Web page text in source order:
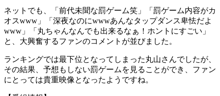
ネットでも、「前代未聞な罰ゲーム笑」「罰ゲーム内容がカ
オスwww」「深夜なのにwwwあんなタップダンス卑怯だよ
www」「丸ちゃんなんでも出来るなぁ！ホントにすごい」
と、大興奮するファンのコメントが並びました。
ランキングでは最下位となってしまった丸山さんでしたが、
その結果、予想もしない罰ゲームを見ることができ、ファン
にとっては貴重映像となったようですね。